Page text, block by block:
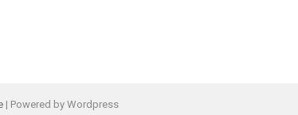
| Powered by Wordpress